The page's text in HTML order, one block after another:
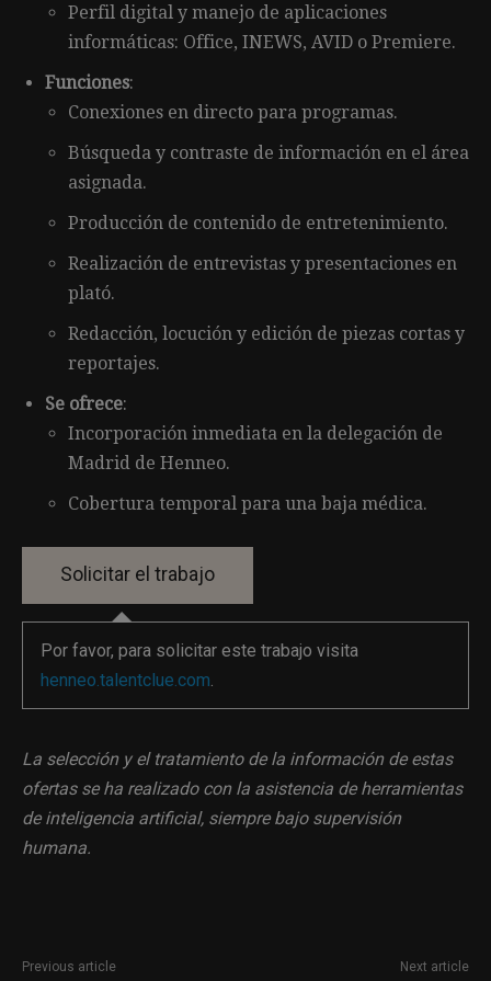
Perfil digital y manejo de aplicaciones
informáticas: Office, INEWS, AVID o Premiere.
Funciones:
Conexiones en directo para programas.
Búsqueda y contraste de información en el área
asignada.
Producción de contenido de entretenimiento.
Realización de entrevistas y presentaciones en
plató.
Redacción, locución y edición de piezas cortas y
reportajes.
Se ofrece:
Incorporación inmediata en la delegación de
Madrid de Henneo.
Cobertura temporal para una baja médica.
Por favor, para solicitar este trabajo visita
henneo.talentclue.com.
La selección y el tratamiento de la información de estas
ofertas se ha realizado con la asistencia de herramientas
de inteligencia artificial, siempre bajo supervisión
humana.
Previous article Next article